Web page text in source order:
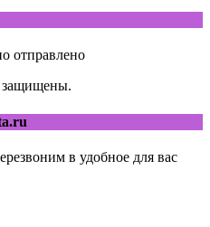
отправлено
защищены.
в удобное для вас